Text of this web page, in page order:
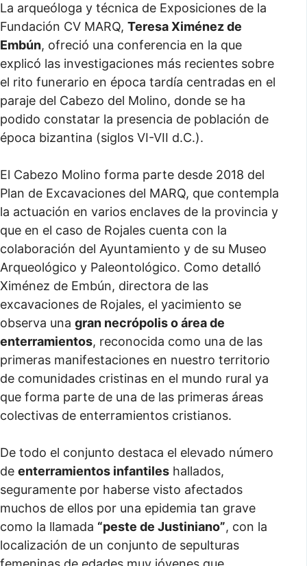
La arqueóloga y técnica de Exposiciones de la
Fundación CV MARQ, Teresa Ximénez de
Embún, ofreció una conferencia en la que
explicó las investigaciones más recientes sobre
el rito funerario en época tardía centradas en el
paraje del Cabezo del Molino, donde se ha
podido constatar la presencia de población de
época bizantina (siglos VI-VII d.C.).
El Cabezo Molino forma parte desde 2018 del
Plan de Excavaciones del MARQ, que contempla
la actuación en varios enclaves de la provincia y
que en el caso de Rojales cuenta con la
colaboración del Ayuntamiento y de su Museo
Arqueológico y Paleontológico. Como detalló
Ximénez de Embún, directora de las
excavaciones de Rojales, el yacimiento se
observa una gran necrópolis o área de
enterramientos, reconocida como una de las
primeras manifestaciones en nuestro territorio
de comunidades cristinas en el mundo rural ya
que forma parte de una de las primeras áreas
colectivas de enterramientos cristianos.
De todo el conjunto destaca el elevado número
de enterramientos infantiles hallados,
seguramente por haberse visto afectados
muchos de ellos por una epidemia tan grave
como la llamada “peste de Justiniano”, con la
localización de un conjunto de sepulturas